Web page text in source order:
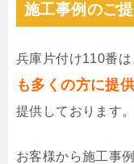
施工事例のご
兵庫片付け110番は
も多くの方に提
提供しております。
お客様から施工事